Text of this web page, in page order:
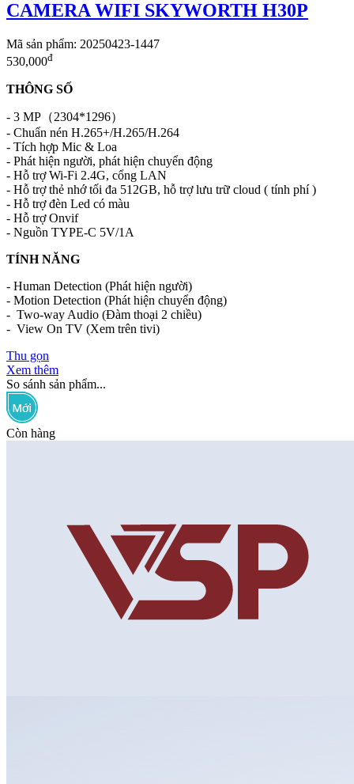
CAMERA WIFI SKYWORTH H30P
Mã sản phẩm: 20250423-1447
530,000đ
THÔNG SỐ
- 3 MP（2304*1296）
- Chuẩn nén H.265+/H.265/H.264
- Tích hợp Mic & Loa
- Phát hiện người, phát hiện chuyển động
- Hỗ trợ Wi-Fi 2.4G, cổng LAN
- Hỗ trợ thẻ nhớ tối đa 512GB, hỗ trợ lưu trữ cloud ( tính phí )
- Hỗ trợ đèn Led có màu
- Hỗ trợ Onvif
- Nguồn TYPE-C 5V/1A
TÍNH NĂNG
- Human Detection (Phát hiện người)
- Motion Detection (Phát hiện chuyển động)
- Two-way Audio (Đàm thoại 2 chiều)
- View On TV (Xem trên tivi)
Thu gọn
Xem thêm
So sánh sản phẩm...
Còn hàng